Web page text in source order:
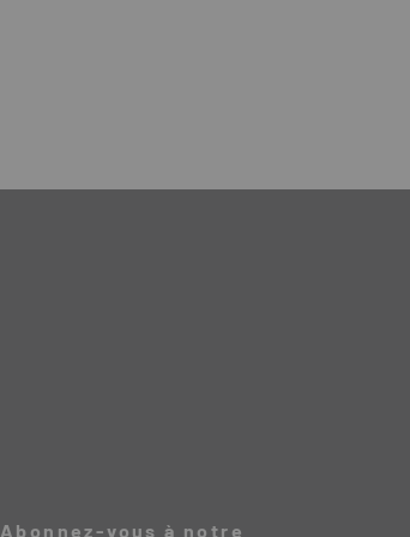
Abonnez-vous à notre